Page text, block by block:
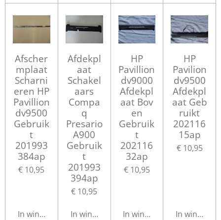
Afscher
mplaat
Scharni
eren HP
Pavillion
dv9500
Gebruik
t
201993
384ap
€ 10,95
In winkelwagen
Afdekpl
aat
Schakel
aars
Compa
q
Presario
A900
Gebruik
t
201993
394ap
€ 10,95
In winkelwagen
HP
Pavillion
dv9000
Afdekpl
aat Bov
en
Gebruik
t
202116
32ap
€ 10,95
In winkelwagen
HP
Pavilion
dv9500
Afdekpl
aat Geb
ruikt
202116
15ap
€ 10,95
In